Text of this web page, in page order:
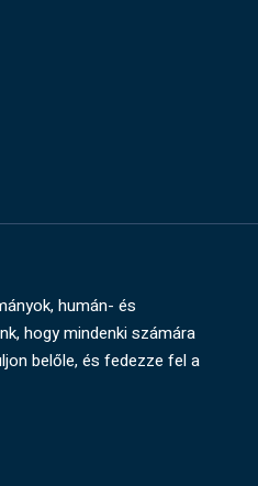
humán- és
hogy mindenki számára
belőle, és fedezze fel a